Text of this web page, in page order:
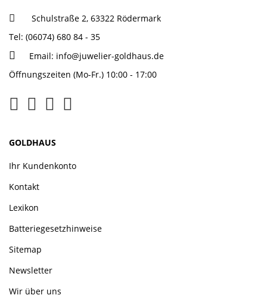
Schulstraße 2, 63322 Rödermark
Tel: (06074) 680 84 - 35
Email: info@juwelier-goldhaus.de
Öffnungszeiten (Mo-Fr.) 10:00 - 17:00
GOLDHAUS
Ihr Kundenkonto
Kontakt
Lexikon
Batteriegesetzhinweise
Sitemap
Newsletter
Wir über uns